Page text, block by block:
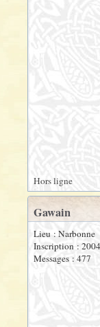
Hors ligne
Gawain
Lieu : Narbonne
Inscription : 2004
Messages : 477